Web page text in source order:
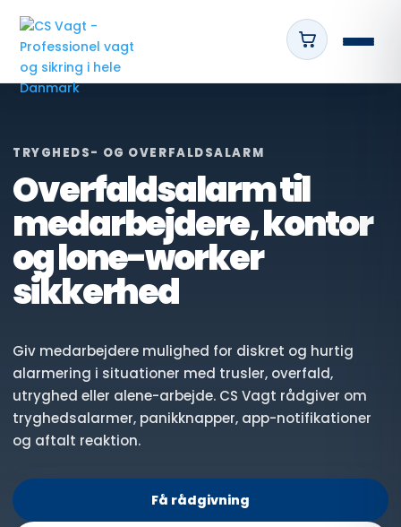
TRYGHEDS- OG OVERFALDSALARM
Overfaldsalarm til
medarbejdere, kontor
og lone-worker
sikkerhed
Giv medarbejdere mulighed for diskret og hurtig
alarmering i situationer med trusler, overfald,
utryghed eller alene-arbejde. CS Vagt rådgiver om
tryghedsalarmer, panikknapper, app-notifikationer
og aftalt reaktion.
Få rådgivning